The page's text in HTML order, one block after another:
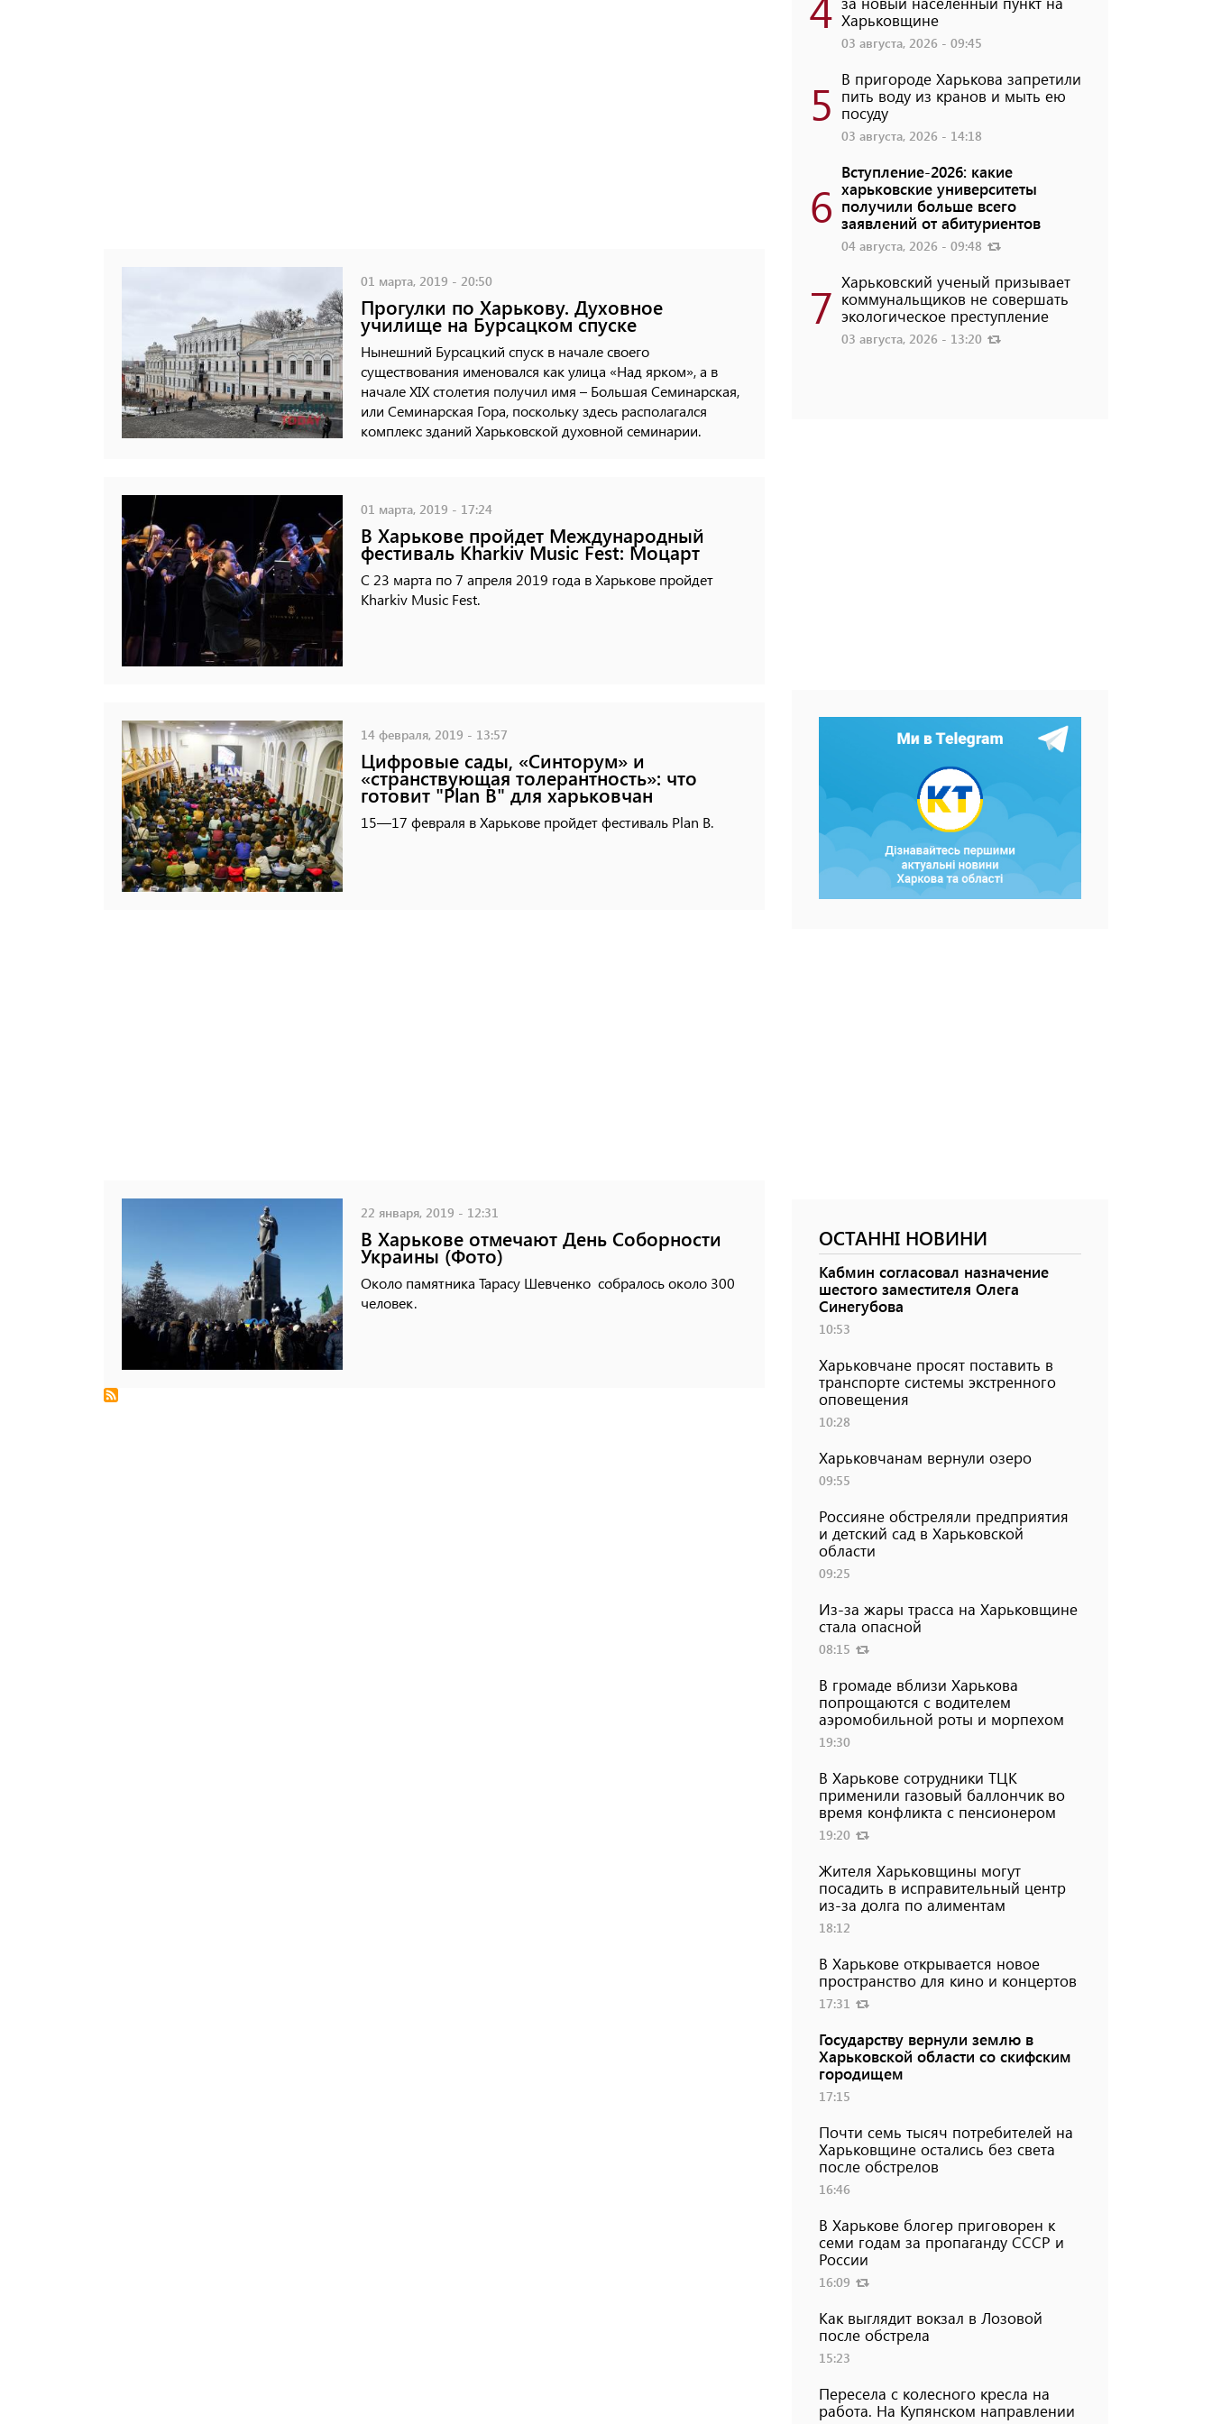
01 марта, 2019 - 20:50
Прогулки по Харькову. Духовное
училище на Бурсацком спуске
Нынешний Бурсацкий спуск в начале своего
существования именовался как улица «Над ярком», а в
начале XIX столетия получил имя – Большая Семинарская,
или Семинарская Гора, поскольку здесь располагался
комплекс зданий Харьковской духовной семинарии.
01 марта, 2019 - 17:24
В Харькове пройдет Международный
фестиваль Kharkiv Music Fest: Моцарт
С 23 марта по 7 апреля 2019 года в Харькове пройдет
Kharkiv Music Fest.
14 февраля, 2019 - 13:57
Цифровые сады, «Синторум» и
«странствующая толерантность»: что
готовит "Plan B" для харьковчан
15—17 февраля в Харькове пройдет фестиваль Plan B.
22 января, 2019 - 12:31
В Харькове отмечают День Соборности
Украины (Фото)
Около памятника Тарасу Шевченко собралось около 300
человек.
Харьковщине
03 августа, 2026 - 09:45
5 В пригороде Харькова запретили
пить воду из кранов и мыть ею
посуду
03 августа, 2026 - 14:18
6
Вступление-2026: какие
харьковские университеты
получили больше всего
заявлений от абитуриентов
04 августа, 2026 - 09:48
7 Харьковский ученый призывает
коммунальщиков не совершать
экологическое преступление
03 августа, 2026 - 13:20
ОСТАННІ НОВИНИ
Кабмин согласовал назначение
шестого заместителя Олега
Синегубова
10:53
Харьковчане просят поставить в
транспорте системы экстренного
оповещения
10:28
Харьковчанам вернули озеро
09:55
Россияне обстреляли предприятия
и детский сад в Харьковской
области
09:25
Из-за жары трасса на Харьковщине
стала опасной
08:15
В громаде вблизи Харькова
попрощаются с водителем
аэромобильной роты и морпехом
19:30
В Харькове сотрудники ТЦК
применили газовый баллончик во
время конфликта с пенсионером
19:20
Жителя Харьковщины могут
посадить в исправительный центр
из-за долга по алиментам
18:12
В Харькове открывается новое
пространство для кино и концертов
17:31
Государству вернули землю в
Харьковской области со скифским
городищем
17:15
Почти семь тысяч потребителей на
Харьковщине остались без света
после обстрелов
16:46
В Харькове блогер приговорен к
семи годам за пропаганду СССР и
России
16:09
Как выглядит вокзал в Лозовой
после обстрела
15:23
Пересела с колесного кресла на
работа. На Купянском направлении